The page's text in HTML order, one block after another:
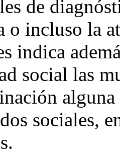
de
o incluso la
indica
social las
alguna
sociales,